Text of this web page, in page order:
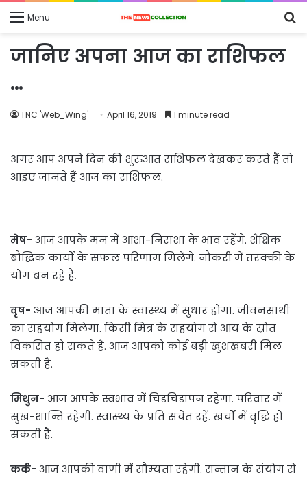
Menu
जानिए अपना आज का राशिफल
…
TNC 'Web_Wing' April 16, 2019 1 minute read
अगर आप अपने दिन की शुरुआत राशिफल देखकर करते हैं तो
आइए जानते हैं आज का राशिफल.
मेष- आज आपके मन में आशा-निराशा के भाव रहेंगे. शैक्षिक
बौद्धिक कार्यों के सफल परिणाम मिलेंगे. नौकरी में तरक्की के
योग बन रहे हैं.
वृष- आज आपकी माता के स्वास्‍थ्‍य में सुधार होगा. जीवनसाथी
का सहयोग मिलेगा. किसी मित्र के सहयोग से आय के स्रोत
विकसित हो सकते हैं. आज आपको कोई बड़ी खुशखबरी मिल
सकती है.
मिथुन- आज आपके स्वभाव में चिड़चिड़ापन रहेगा. परिवार में
सुख-शान्ति रहेगी. स्वास्थ्य के प्रति सचेत रहें. खर्चों में वृद्धि हो
सकती है.
कर्क- आज आपकी वाणी में सौम्यता रहेगी. सन्तान के संयोग से